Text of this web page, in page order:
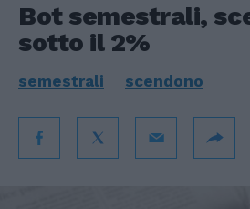
Bot semestrali,
sotto il 2%
semestrali scendono